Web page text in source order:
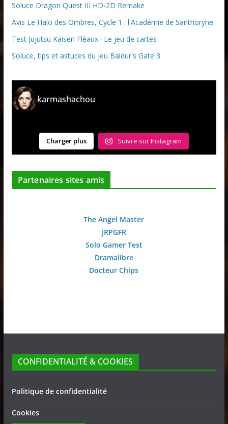
Soluce Dragon Quest III HD-2D Remake
Avis Le Halo des Ombres, Cycle 1 : l'Académie de Santhoryne
Test Jujutsu Kaisen Fléaux ! Le jeu de cartes
Soluce, tips et astuces du jeu Baldur's Gate 3
karmashachou
Charger plus Suivre sur Instagram
Partenaires sites amis
The Angel Master
JRPGFR
Solo Gamer Test
Dramalibre
Docteur Chips
CONFIDENTIALITÉ & COOKIES
Politique de confidentialité
Cookies